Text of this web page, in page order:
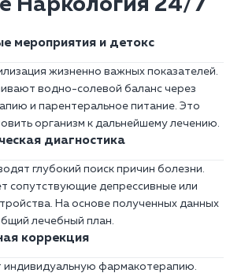
Наркология 24/7
мероприятия и детокс
жизненно важных показателей.
водно-солевой баланс через
и парентеральное питание. Это
организм к дальнейшему лечению.
диагностика
глубокий поиск причин болезни.
сопутствующие депрессивные или
На основе полученных данных
лечебный план.
коррекция
фармакотерапию.